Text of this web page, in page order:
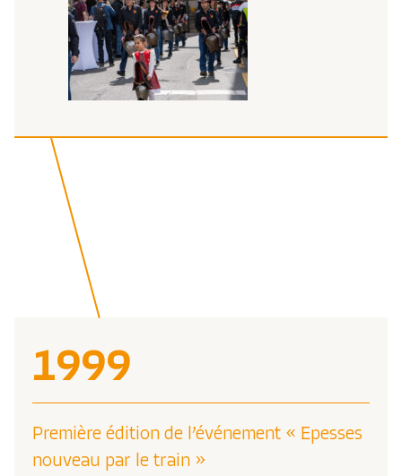
1999
Première édition de l’événement « Epesses
nouveau par le train »